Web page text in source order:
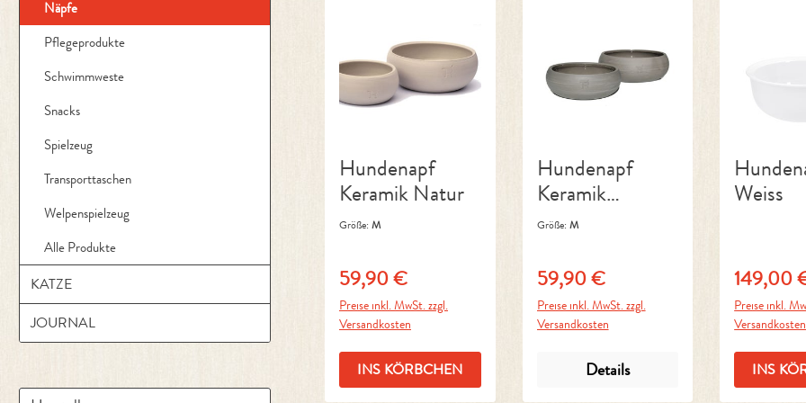
Näpfe
Pflegeprodukte
Schwimmweste
Snacks
Spielzeug
Transporttaschen
Welpenspielzeug
Alle Produkte
KATZE
JOURNAL
Hundenapf
Keramik Natur
Größe: M
Regulärer Preis:
59,90 €
Preise inkl. MwSt. zzgl.
Versandkosten
INS KÖRBCHEN
Hundenapf
Keramik
Schiefer
Größe: M
Regulärer Preis:
59,90 €
Preise inkl. MwSt. zzgl.
Versandkosten
Details
Weiss
Regulärer
149,00
Preise inkl.
Versandkosten
INS